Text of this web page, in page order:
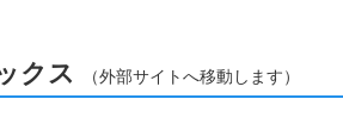
クス （外部サイトへ移動します）